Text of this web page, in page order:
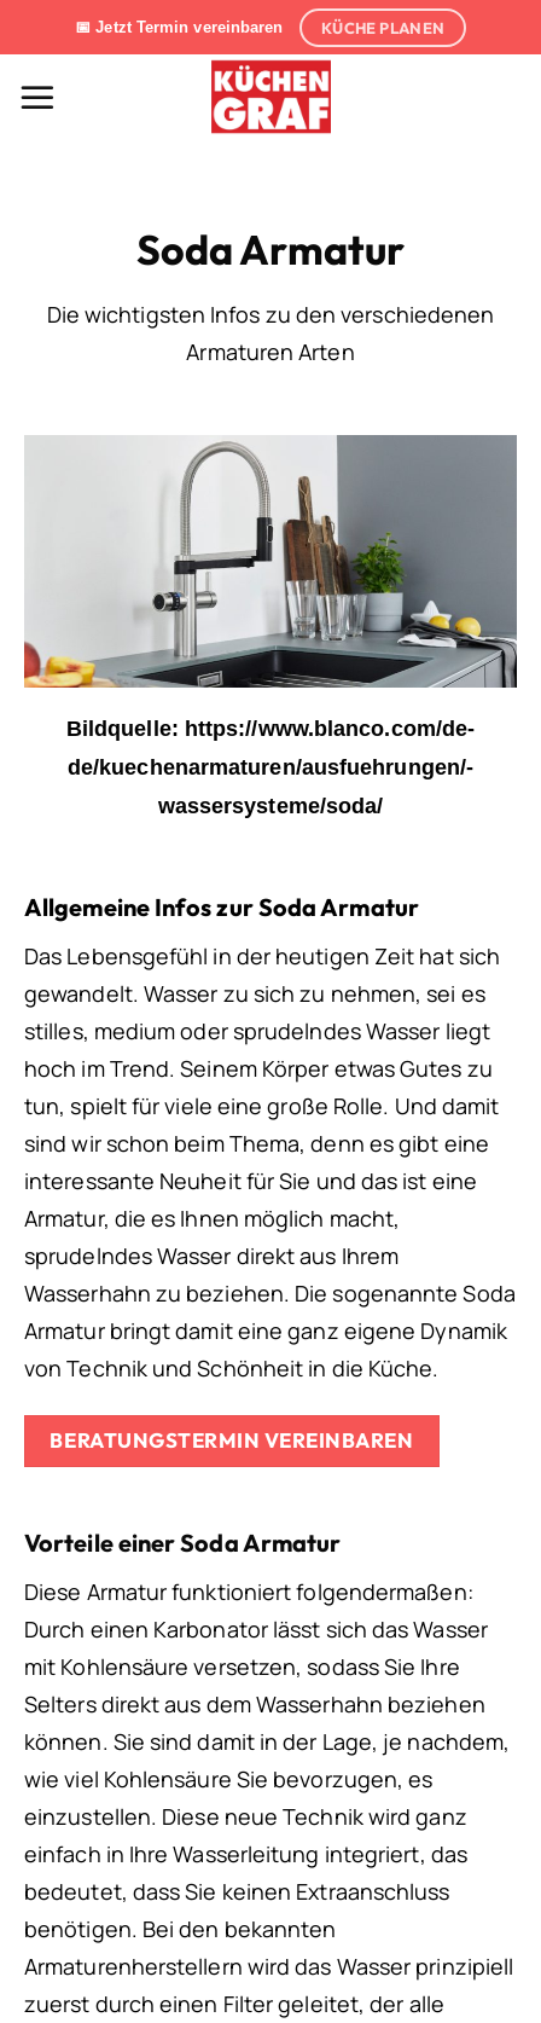
Inhalt
springen
📅 Jetzt Termin vereinbaren KÜCHE PLANEN
Soda Armatur
Die wichtigsten Infos zu den verschiedenen
Armaturen Arten
Bildquelle: https://www.blanco.com/de-
de/kuechenarmaturen/ausfuehrungen/-
wassersysteme/soda/
Allgemeine Infos zur Soda Armatur
Das Lebensgefühl in der heutigen Zeit hat sich
gewandelt. Wasser zu sich zu nehmen, sei es
stilles, medium oder sprudelndes Wasser liegt
hoch im Trend. Seinem Körper etwas Gutes zu
tun, spielt für viele eine große Rolle. Und damit
sind wir schon beim Thema, denn es gibt eine
interessante Neuheit für Sie und das ist eine
Armatur, die es Ihnen möglich macht,
sprudelndes Wasser direkt aus Ihrem
Wasserhahn zu beziehen. Die sogenannte Soda
Armatur bringt damit eine ganz eigene Dynamik
von Technik und Schönheit in die Küche.
BERATUNGSTERMIN VEREINBAREN
Vorteile einer Soda Armatur
Diese Armatur funktioniert folgendermaßen:
Durch einen Karbonator lässt sich das Wasser
mit Kohlensäure versetzen, sodass Sie Ihre
Selters direkt aus dem Wasserhahn beziehen
können. Sie sind damit in der Lage, je nachdem,
wie viel Kohlensäure Sie bevorzugen, es
einzustellen. Diese neue Technik wird ganz
einfach in Ihre Wasserleitung integriert, das
bedeutet, dass Sie keinen Extraanschluss
benötigen. Bei den bekannten
Armaturenherstellern wird das Wasser prinzipiell
zuerst durch einen Filter geleitet, der alle